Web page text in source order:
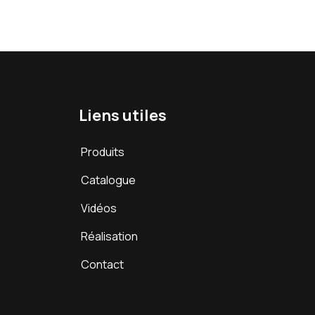
Liens utiles
Produits
Catalogue
Vidéos
Réalisation
Contact